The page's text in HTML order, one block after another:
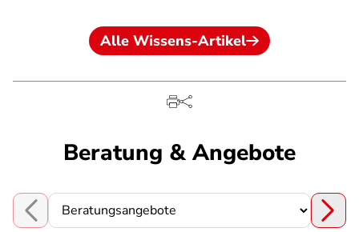
Alle Wissens-Artikel
Beratung & Angebote
Choose a section